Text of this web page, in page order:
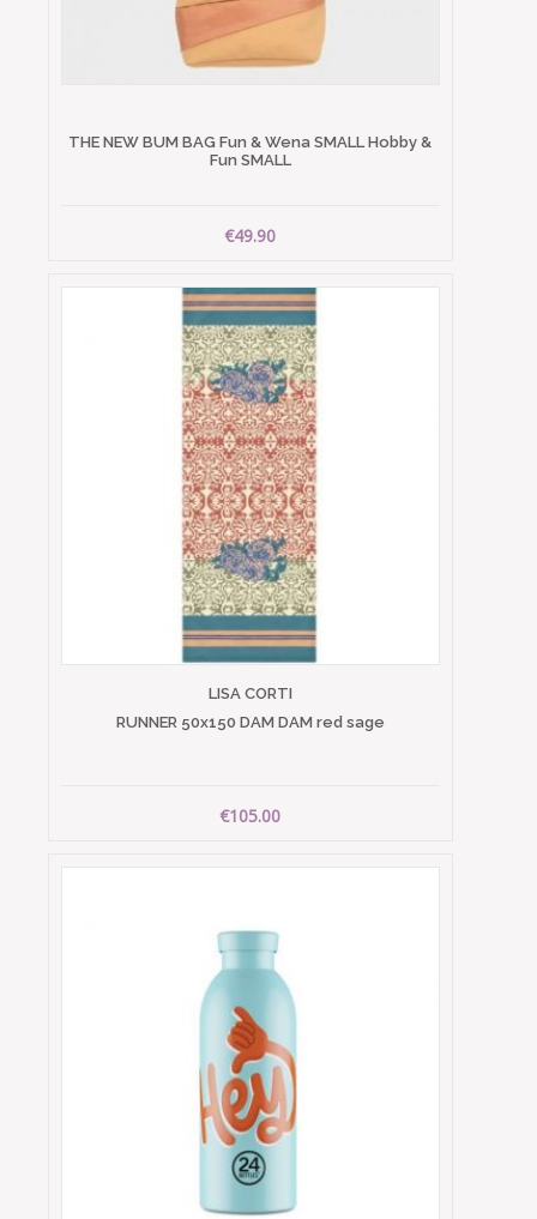
THE NEW BUM BAG Fun & Wena SMALL Hobby &
Fun SMALL
€49.90
LISA CORTI
RUNNER 50x150 DAM DAM red sage
€105.00